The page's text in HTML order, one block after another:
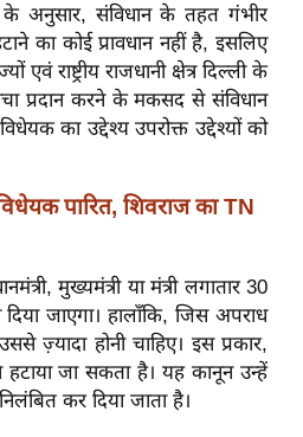
के अनुसार, संविधान के तहत गंभीर
का कोई प्रावधान नहीं है, इसलिए
एवं राष्ट्रीय राजधानी क्षेत्र दिल्ली के
प्रदान करने के मकसद से संविधान
का उद्देश्य उपरोक्त उद्देश्यों को
पारित, शिवराज का TN
मुख्यमंत्री या मंत्री लगातार 30
जाएगा। हालाँकि, जिस अपराध
ज़्यादा होनी चाहिए। इस प्रकार,
हटाया जा सकता है। यह कानून उन्हें
कर दिया जाता है।